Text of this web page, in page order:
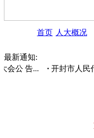
首页 人大概况
最新通知:
公 告...
开封市人民